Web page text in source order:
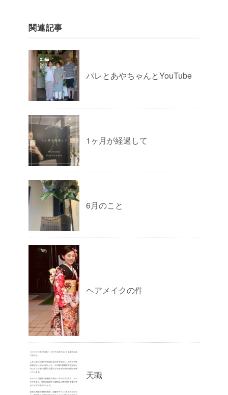
関連記事
パレとあやちゃんとYouTube
1ヶ月が経過して
6月のこと
ヘアメイクの件
天職